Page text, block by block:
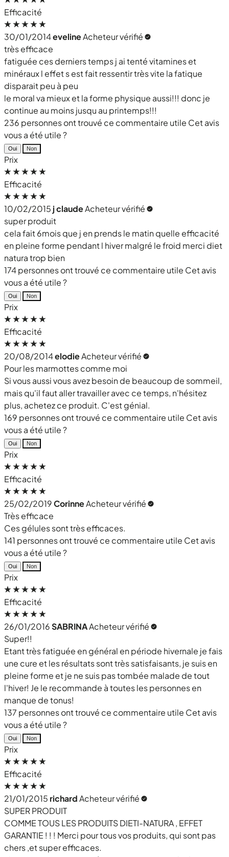
Efficacité
30/01/2014evelineAcheteur vérifié
très efficace
fatiguée ces derniers temps j ai tenté vitamines et
minéraux l effet s est fait ressentir très vite la fatique
disparait peu à peu
le moral va mieux et la forme physique aussi!!! donc je
continue au moins jusqu au printemps!!!
236 personnes ont trouvé ce commentaire utile Cet avis
vous a été utile ?
Oui Non
Prix
Efficacité
10/02/2015 j claudeAcheteur vérifié
super produit
cela fait 6mois que j en prends le matin quelle efficacité
en pleine forme pendant l hiver malgré le froid merci diet
natura trop bien
174 personnes ont trouvé ce commentaire utile Cet avis
vous a été utile ?
Oui Non
Prix
Efficacité
20/08/2014elodieAcheteur vérifié
Pour les marmottes comme moi
Si vous aussi vous avez besoin de beaucoup de sommeil,
mais qu'il faut aller travailler avec ce temps, n'hésitez
plus, achetez ce produit. C'est génial.
169 personnes ont trouvé ce commentaire utile Cet avis
vous a été utile ?
Oui Non
Prix
Efficacité
25/02/2019CorinneAcheteur vérifié
Très efficace
Ces gélules sont très efficaces.
141 personnes ont trouvé ce commentaire utile Cet avis
vous a été utile ?
Oui Non
Prix
Efficacité
26/01/2016SABRINAAcheteur vérifié
Super!!
Etant très fatiguée en général en période hivernale je fais
une cure et les résultats sont très satisfaisants, je suis en
pleine forme et je ne suis pas tombée malade de tout
l'hiver! Je le recommande à toutes les personnes en
manque de tonus!
137 personnes ont trouvé ce commentaire utile Cet avis
vous a été utile ?
Oui Non
Prix
Efficacité
21/01/2015 richardAcheteur vérifié
SUPER PRODUIT
COMME TOUS LES PRODUITS DIETI-NATURA , EFFET
GARANTIE ! ! ! Merci pour tous vos produits, qui sont pas
chers ,et super efficaces.